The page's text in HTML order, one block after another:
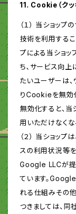
11. Cookie（ク
（１） 当ショッ
技術を利用するこ
プによる当ショ
ち、サービス向
たいユーザーは、
りCookieを無効
無効化すると、
用いただけなくな
（２） 当ショッ
スの利用状況等
Google LLCが提
ています。
れる仕組みその
つきましては、同